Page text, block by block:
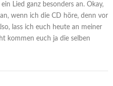
Lied ganz besonders an. Okay,
wenn ich die CD höre, denn vor
lass ich euch heute an meiner
kommen euch ja die selben